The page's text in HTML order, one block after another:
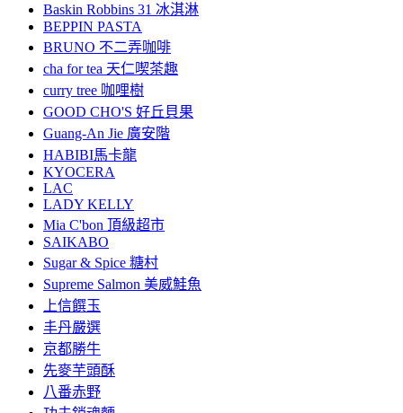
Baskin Robbins 31 冰淇淋
BEPPIN PASTA
BRUNO 不二弄咖啡
cha for tea 天仁喫茶趣
curry tree 咖哩樹
GOOD CHO'S 好丘貝果
Guang-An Jie 廣安階
HABIBI馬卡龍
KYOCERA
LAC
LADY KELLY
Mia C'bon 頂級超市
SAIKABO
Sugar & Spice 糖村
Supreme Salmon 美威鮭魚
上信饌玉
丰丹嚴選
京都勝牛
先麥芋頭酥
八番赤野